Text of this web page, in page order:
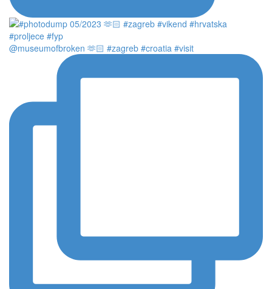
@museumofbroken 🫶🏻 #zagreb #croatia #visit